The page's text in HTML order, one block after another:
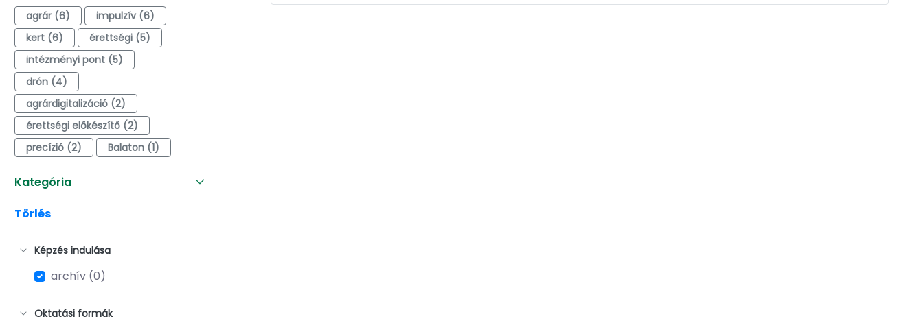
agrár (6)
impulzív (6)
kert (6)
érettségi (5)
intézményi pont (5)
drón (4)
agrárdigitalizáció (2)
érettségi előkészítő (2)
precízió (2)
Balaton (1)
Kategória
Törlés
Képzés indulása
archív (0)
Oktatási formák